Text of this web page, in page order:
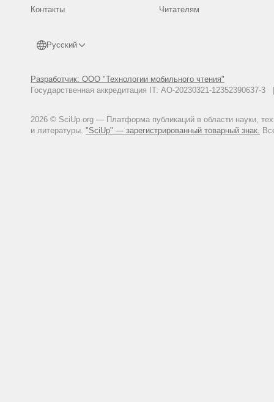
Контакты
Русский
Разработчик: ООО "Технологии мобильного чтения"
Государственная аккредитация IT: АО-20230321-
2026 © SciUp.org — Платформа публикаций в области науки,
и литературы. "SciUp" — зарегистрированный товарный знак.
Читателям